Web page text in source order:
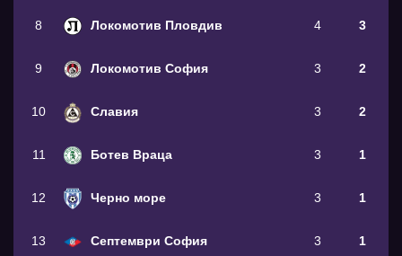
8 Локомотив Пловдив 4 3
9 Локомотив София 3 2
10 Славия 3 2
11 Ботев Враца 3 1
12 Черно море 3 1
13 Септември София 3 1